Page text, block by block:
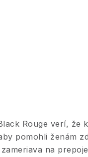
Rouge verí, že
pomohli ženám
zameriava na